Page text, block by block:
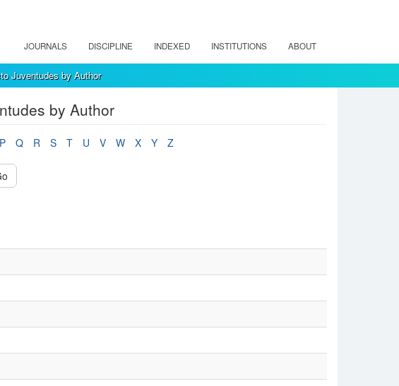
JOURNALS DISCIPLINE INDEXED INSTITUTIONS ABOUT
Juventudes by Author
by Author
P Q R S T U V W X Y Z